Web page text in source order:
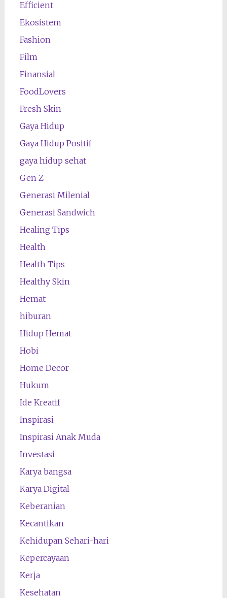
Efficient
Ekosistem
Fashion
Film
Finansial
FoodLovers
Fresh Skin
Gaya Hidup
Gaya Hidup Positif
gaya hidup sehat
Gen Z
Generasi Milenial
Generasi Sandwich
Healing Tips
Health
Health Tips
Healthy Skin
Hemat
hiburan
Hidup Hemat
Hobi
Home Decor
Hukum
Ide Kreatif
Inspirasi
Inspirasi Anak Muda
Investasi
Karya bangsa
Karya Digital
Keberanian
Kecantikan
Kehidupan Sehari-hari
Kepercayaan
Kerja
Kesehatan